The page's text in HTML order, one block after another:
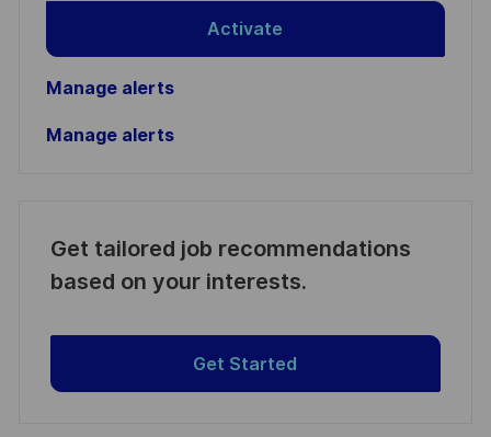
Activate
Manage alerts
Manage alerts
Get tailored job recommendations
based on your interests.
Get Started